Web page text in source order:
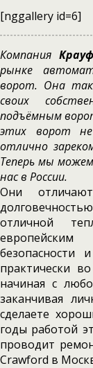
[nggallery id=6]
Компания
рынке
ворот. Она
своих
подъёмным
этих ворот
отлично
Теперь мы
нас в России.
Они
отличной
безопасности
практически
начиная с
заканчивая
сделаете
годы работой
проводит
Crawford в